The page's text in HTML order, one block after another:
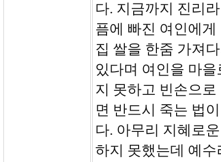
다. 지금까지 진리
픔에 빠진 여인에
집 쌀을 한줌 가져
있다며 여인을 마
지 못하고 빈손으
면 반드시 죽는 법
다. 아무리 지혜로
하지 못했는데 예